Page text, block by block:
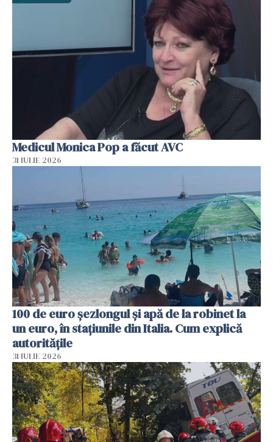
Medicul Monica Pop a făcut AVC
31 IULIE 2026
100 de euro șezlongul și apă de la robinet la
un euro, în stațiunile din Italia. Cum explică
autoritățile
31 IULIE 2026